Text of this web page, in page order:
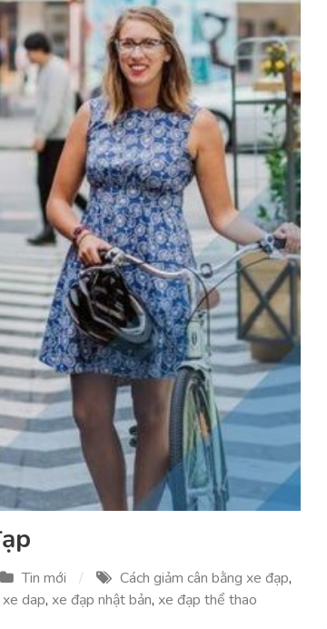
Tin mới Cách giảm cân bằng xe đạp,
xe dap, xe đạp nhật bản, xe đạp thể thao